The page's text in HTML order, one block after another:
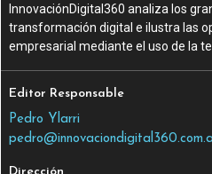
InnovaciónDigital360 analiza los
transformación digital e ilustra las
empresarial mediante el uso de la
Editor Responsable
Pedro Ylarri